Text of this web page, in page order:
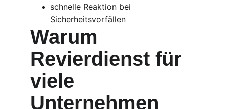
schnelle Reaktion bei
Sicherheitsvorfällen
Warum
Revierdienst für
viele
Unternehmen